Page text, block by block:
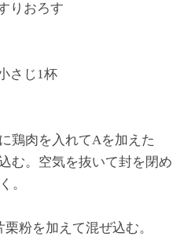
りおろす
さじ1杯
鶏肉を入れてAを加えた
む。空気を抜いて封を閉め
。
粉を加えて混ぜ込む。